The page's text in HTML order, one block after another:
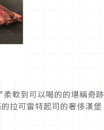
軟到可以喝的的堪稱奇跡
拉可雷特起司的奢侈漢堡